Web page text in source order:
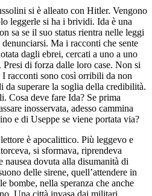
si è alleato con Hitler. Vengono
leggerle si ha i brividi. Ida è una
sa se il suo status rientra nelle leggi
denunciarsi. Ma i racconti che sente
dagli ebrei, cercati a uno a uno
di forza dalle loro case. Non si
racconti sono così orribili da non
da superare la soglia della credibilità.
Cosa deve fare Ida? Se prima
inosservata, adesso cammina
e di Useppe se viene portata via?
è apocalittico. Più leggevo e
si sformava, riprendeva
nausea dovuta alla disumanità di
delle sirene, quell’attendere in
bombe, nella speranza che anche